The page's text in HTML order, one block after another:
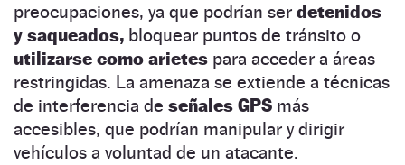
preocupaciones, ya que podrían ser detenidos
y saqueados, bloquear puntos de tránsito o
utilizarse como arietes para acceder a áreas
restringidas. La amenaza se extiende a técnicas
de interferencia de señales GPS más
accesibles, que podrían manipular y dirigir
vehículos a voluntad de un atacante.